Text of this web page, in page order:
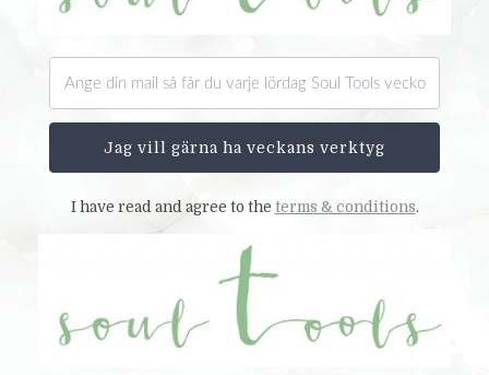
Jag vill gärna ha veckans verktyg
I have read and agree to the terms & conditions.